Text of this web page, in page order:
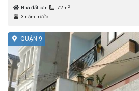
Nhà đất bán 72m 2
3 năm trước
QUẬN 9